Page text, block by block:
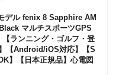
デル fenix 8 Sapphire AM
マルチスポーツGPS
ランニング・ゴルフ・登
【Android/iOS対応】【S
】【日本正規品】心電図